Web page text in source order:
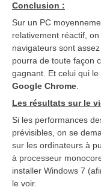
Conclusion :
Sur un PC
relativement réactif,
navigateurs sont
pourra de toute façon
gagnant. Et celui qui
Google Chrome
Les résultats sur le
Si les performances
prévisibles, on se
sur les ordinateurs à
à processeur
installer Windows 7
le voir.